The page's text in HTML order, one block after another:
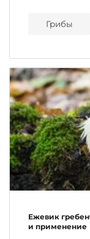
Грибы
Ежевик
и применение